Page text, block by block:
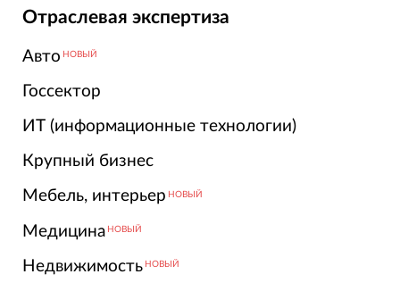
Отраслевая экспертиза
Авто НОВЫЙ
Госсектор
ИТ (информационные технологии)
Крупный бизнес
Мебель, интерьер НОВЫЙ
Медицина НОВЫЙ
Недвижимость НОВЫЙ